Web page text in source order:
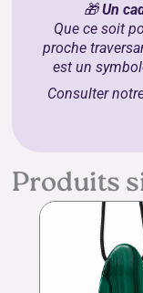
🎁Un
Que ce soit
proche
est un
Consulter
Produits